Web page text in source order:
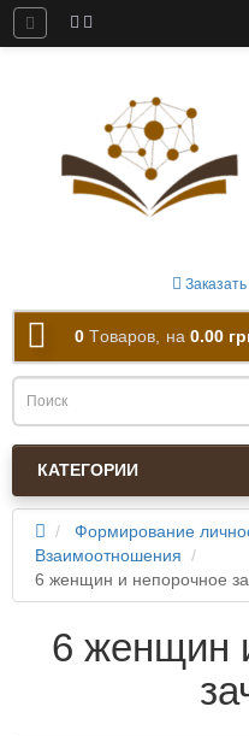
0 Tоваров, на 0.00
КАТЕГОРИИ
Формирование
Взаимоотношения
6 женщин и непорочное
6 женщин